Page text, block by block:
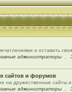
и оставить
администраторы
сайтов и форумов
на дружественные сайты
администраторы